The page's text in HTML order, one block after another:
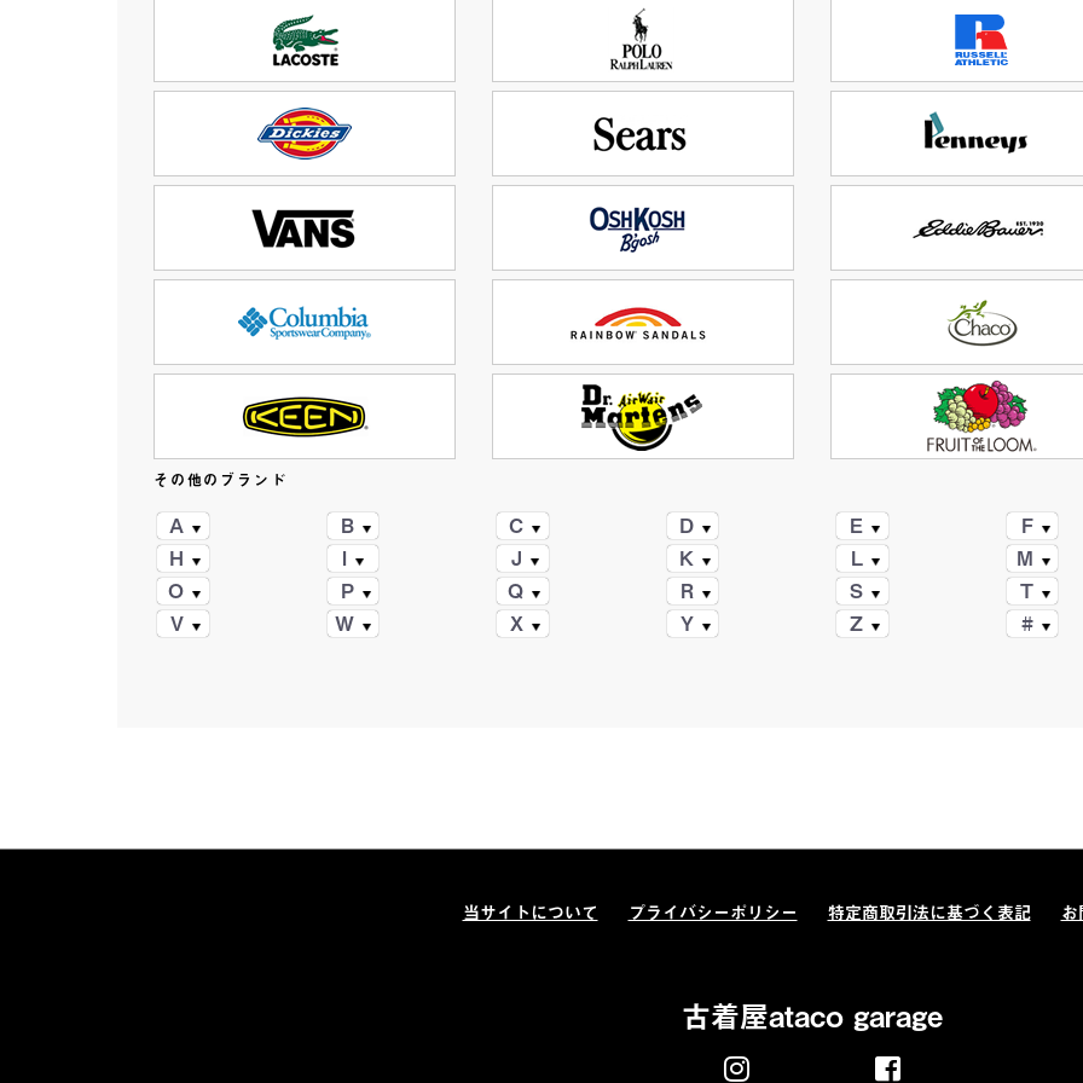
その他のブランド
A B C D E
F
H
J K
M
O
P Q R S
T
V
W X Y Z #
当サイトについて プライバシーポリシー 特定商取引法に基づく表記 お
古着屋ataco garage